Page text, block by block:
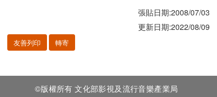
張貼日期:2008/07/03
更新日期:2022/08/09
友善列印 轉寄
©版權所有 文化部影視及流行音樂產業局